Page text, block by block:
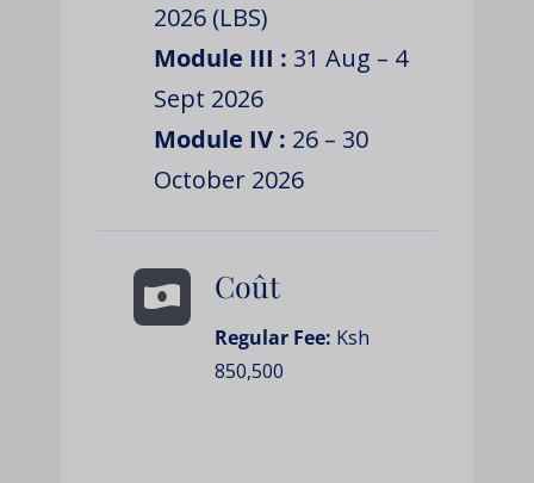
2026 (LBS)
Module III : 31 Aug – 4
Sept 2026
Module IV : 26 – 30
October 2026
Coût
Regular Fee: Ksh
850,500